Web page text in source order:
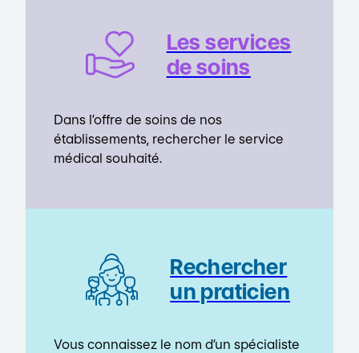
Les services
de soins
Dans l’offre de soins de nos
établissements, rechercher le service
médical souhaité.
Rechercher
un praticien
Vous connaissez le nom d’un spécialiste